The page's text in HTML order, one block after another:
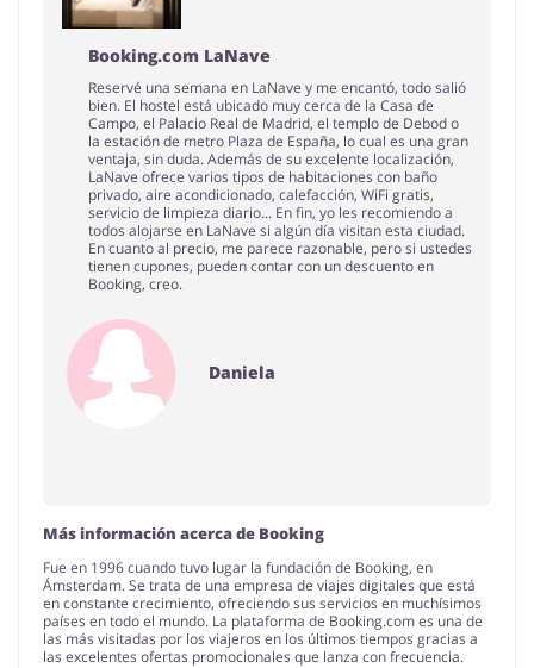
Booking.com LaNave
Reservé una semana en LaNave y me encantó, todo salió
bien. El hostel está ubicado muy cerca de la Casa de
Campo, el Palacio Real de Madrid, el templo de Debod o
la estación de metro Plaza de España, lo cual es una gran
ventaja, sin duda. Además de su excelente localización,
LaNave ofrece varios tipos de habitaciones con baño
privado, aire acondicionado, calefacción, WiFi gratis,
servicio de limpieza diario... En fin, yo les recomiendo a
todos alojarse en LaNave si algún día visitan esta ciudad.
En cuanto al precio, me parece razonable, pero si ustedes
tienen cupones, pueden contar con un descuento en
Booking, creo.
Daniela
Más información acerca de Booking
Fue en 1996 cuando tuvo lugar la fundación de Booking, en
Ámsterdam. Se trata de una empresa de viajes digitales que está
en constante crecimiento, ofreciendo sus servicios en muchísimos
países en todo el mundo. La plataforma de Booking.com es una de
las más visitadas por los viajeros en los últimos tiempos gracias a
las excelentes ofertas promocionales que lanza con frecuencia.